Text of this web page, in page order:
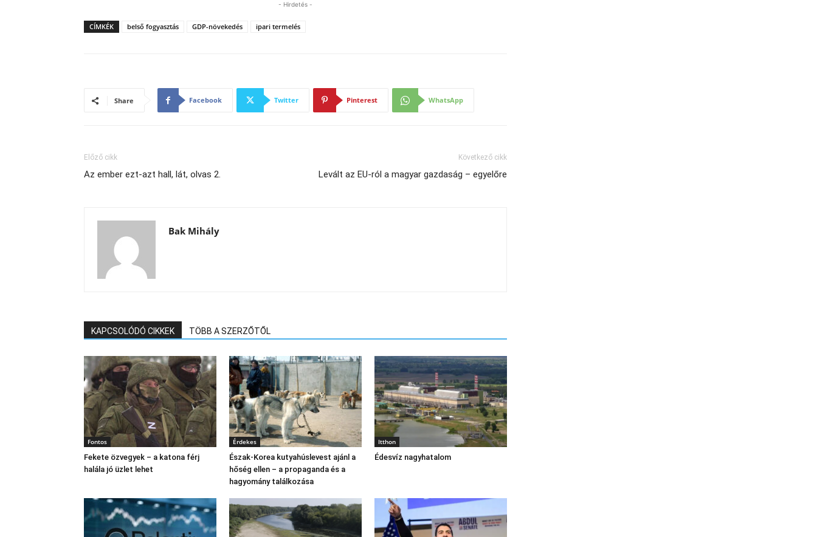
- Hirdetés -
CÍMKÉK belső fogyasztás GDP-növekedés ipari termelés
Share Facebook Twitter Pinterest WhatsApp
Előző cikk
Az ember ezt-azt hall, lát, olvas 2.
Következő cikk
Levált az EU-ról a magyar gazdaság – egyelőre
Bak Mihály
KAPCSOLÓDÓ CIKKEK TÖBB A SZERZŐTŐL
Fontos
Fekete özvegyek – a katona férj
halála jó üzlet lehet
Érdekes
Észak‑Korea kutyahúslevest ajánl a
hőség ellen – a propaganda és a
hagyomány találkozása
Itthon
Édesvíz nagyhatalom